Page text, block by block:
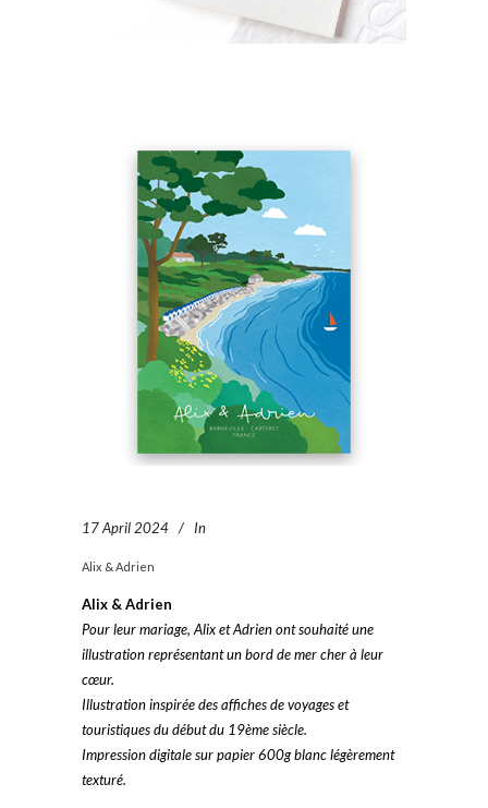
17 April 2024 In
Alix & Adrien
Alix & Adrien
Pour leur mariage, Alix et Adrien ont souhaité une
illustration représentant un bord de mer cher à leur
cœur.
Illustration inspirée des affiches de voyages et
touristiques du début du 19ème siècle.
Impression digitale sur papier 600g blanc légèrement
texturé.